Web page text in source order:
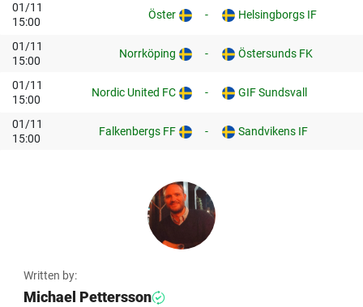
01/11
15:00
Öster - Helsingborgs IF
01/11
15:00
Norrköping - Östersunds FK
01/11
15:00
Nordic United FC - GIF Sundsvall
01/11
15:00
Falkenbergs FF - Sandvikens IF
Written by:
Michael Pettersson